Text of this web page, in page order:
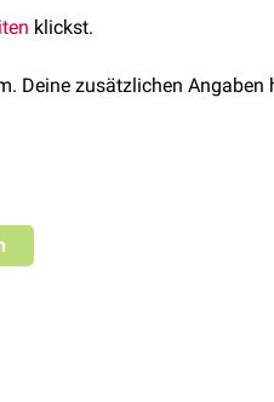
pterygoidei
den Ästen desNervus
klickst.
Deine zusätzlichen Angaben